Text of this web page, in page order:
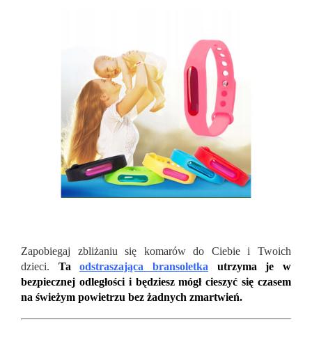
Zapobiegaj zbliżaniu się komarów do Ciebie i Twoich
dzieci. Taodstraszająca bransoletka utrzyma je w
bezpiecznej odległości i będziesz mógł cieszyć się czasem
na świeżym powietrzu bez żadnych zmartwień.